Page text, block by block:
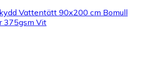
Vattentätt 90x200 cm Bomull
375gsm Vit